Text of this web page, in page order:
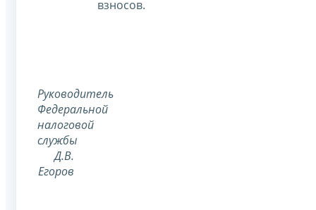
взносов.
Руководитель
Федеральной
налоговой
службы
Д.В.
Егоров